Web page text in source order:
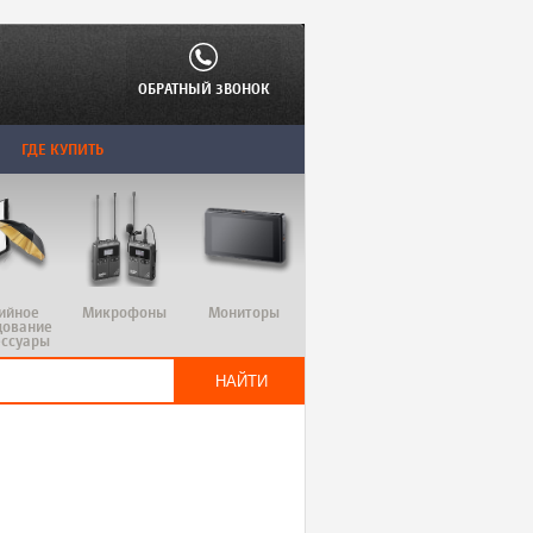
ОБРАТНЫЙ ЗВОНОК
ГДЕ КУПИТЬ
Микрофоны Мониторы